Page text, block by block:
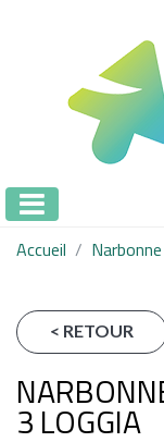
Accueil Narbonne
< RETOUR
3 LOGGIA